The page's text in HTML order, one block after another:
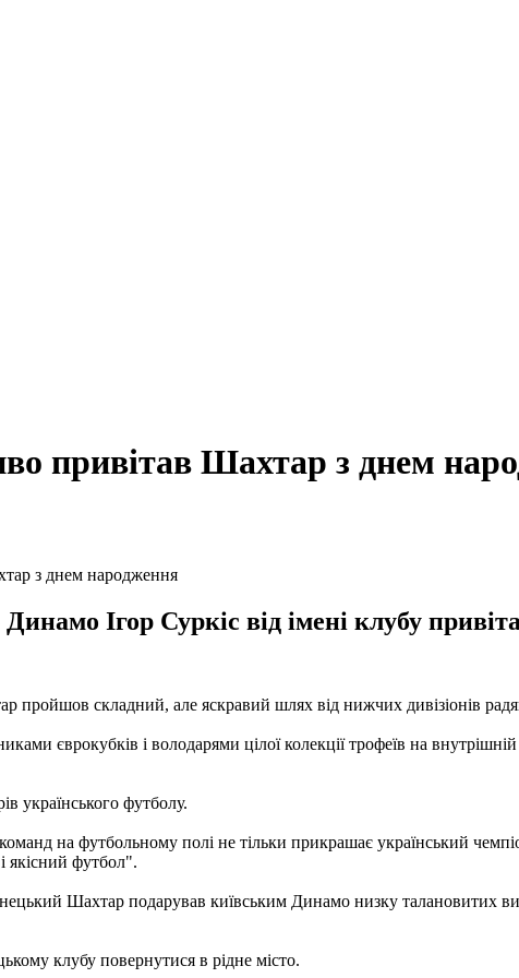
привітав Шахтар з днем
Ігор Суркіс від імені клубу
пройшов складний, але яскравий шлях від нижчих дивізіонів
єврокубків і володарями цілої колекції трофеїв на
українського футболу.
на футбольному полі не тільки прикрашає український
якісний футбол".
Шахтар подарував київським Динамо низку талановитих
клубу повернутися в рідне місто.